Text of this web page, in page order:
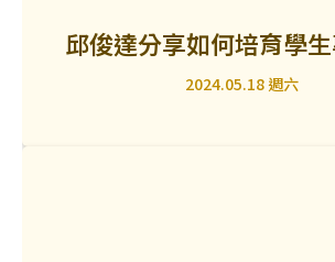
邱俊達分享如何培育學
2024.05.18 週六